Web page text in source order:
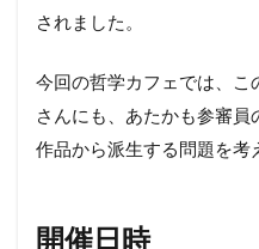
されました。
今回の哲学カフェでは、こ
さんにも、あたかも参審員
作品から派生する問題を考
開催日時